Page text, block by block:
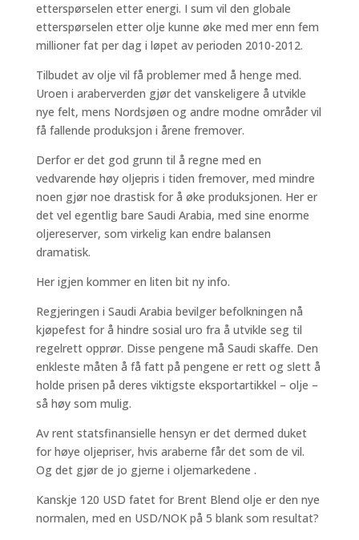
etterspørselen etter energi. I sum vil den globale
etterspørselen etter olje kunne øke med mer enn fem
millioner fat per dag i løpet av perioden 2010-2012.
Tilbudet av olje vil få problemer med å henge med.
Uroen i araberverden gjør det vanskeligere å utvikle
nye felt, mens Nordsjøen og andre modne områder vil
få fallende produksjon i årene fremover.
Derfor er det god grunn til å regne med en
vedvarende høy oljepris i tiden fremover, med mindre
noen gjør noe drastisk for å øke produksjonen. Her er
det vel egentlig bare Saudi Arabia, med sine enorme
oljereserver, som virkelig kan endre balansen
dramatisk.
Her igjen kommer en liten bit ny info.
Regjeringen i Saudi Arabia bevilger befolkningen nå
kjøpefest for å hindre sosial uro fra å utvikle seg til
regelrett opprør. Disse pengene må Saudi skaffe. Den
enkleste måten å få fatt på pengene er rett og slett å
holde prisen på deres viktigste eksportartikkel – olje –
så høy som mulig.
Av rent statsfinansielle hensyn er det dermed duket
for høye oljepriser, hvis araberne får det som de vil.
Og det gjør de jo gjerne i oljemarkedene .
Kanskje 120 USD fatet for Brent Blend olje er den nye
normalen, med en USD/NOK på 5 blank som resultat?